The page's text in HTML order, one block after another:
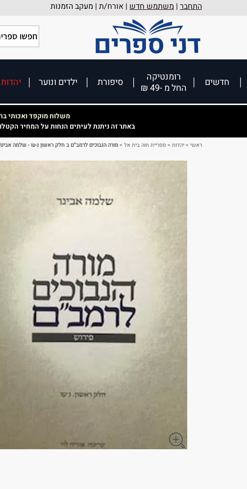
התחבר | משתמש חדש | אורח/ת | מעקב הזמנות
חדשים
רומנטיקה
החל מ -49 ₪
סיפורת ילדים ונוער יהדות
משלוח מוקפד ואכותי
באתר זה ניתנת לעיתים הנחות על המחיר
ראשי >יהדות >ספריית חוה בית אל >מורה הנבוכים לרמב"ם ב חלק ראשון נ-עו - שלמה